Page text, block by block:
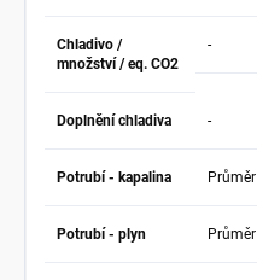
Chladivo /
množství / eq. CO2
-
Doplnění chladiva -
Potrubí - kapalina Průměr
Potrubí - plyn Průměr